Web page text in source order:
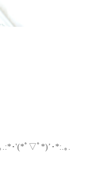
.:*･'(*ﾟ▽ﾟ*)’･*:.｡.